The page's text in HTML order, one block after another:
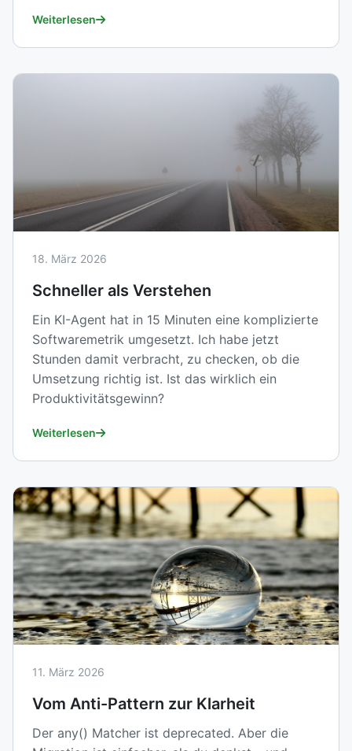
Weiterlesen
18. März 2026
Schneller als Verstehen
Ein KI-Agent hat in 15 Minuten eine komplizierte
Softwaremetrik umgesetzt. Ich habe jetzt
Stunden damit verbracht, zu checken, ob die
Umsetzung richtig ist. Ist das wirklich ein
Produktivitätsgewinn?
Weiterlesen
11. März 2026
Vom Anti-Pattern zur Klarheit
Der any() Matcher ist deprecated. Aber die